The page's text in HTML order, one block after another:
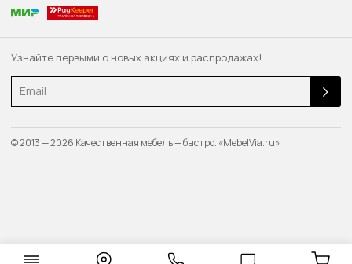
Узнайте первыми о новых акциях и распродажах!
Email
© 2013 — 2026 Качественная мебель — быстро. «MebelVia.ru»